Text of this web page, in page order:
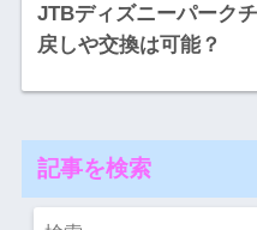
JTBディズニーパーク
戻しや交換は可能？
記事を検索